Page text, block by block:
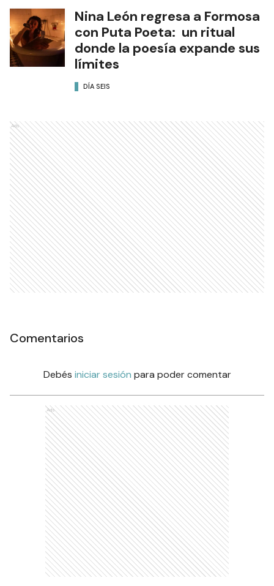
Nina León regresa a Formosa
con Puta Poeta: un ritual
donde la poesía expande sus
límites
DÍA SEIS
Ads
Comentarios
Debés iniciar sesión para poder comentar
Ads